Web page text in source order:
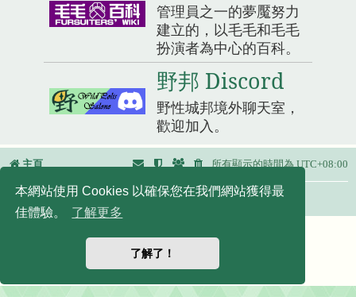
本網站使用 Cookies 以確保您在我們網站獲得最
佳體驗。
了解更多
了解了！
管理員之一的夢魘努力
建立的，以毛毛和毛毛
扮演者為中心的百科。
野邦 Discord
野性城邦境外聊天室，
歡迎加入。
主頁 所有顯示的時間為 UTC+08:00
友站連結：
默認頭像擴展© 2017, 2018 - 3Di
隱私|條款